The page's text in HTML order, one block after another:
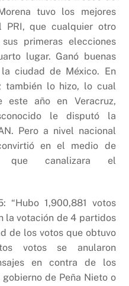
tuvo los mejores
PRI, que cualquier otro
primeras elecciones
lugar. Ganó buenas
ciudad de México. En
también lo hizo, lo cual
este año en Veracruz,
le disputó la
Pero a nivel nacional
en el medio de
que canalizara el
“Hubo 1,900,881 votos
la votación de 4 partidos
de los votos que obtuvo
votos se anularon
en contra de los
de Peña Nieto o